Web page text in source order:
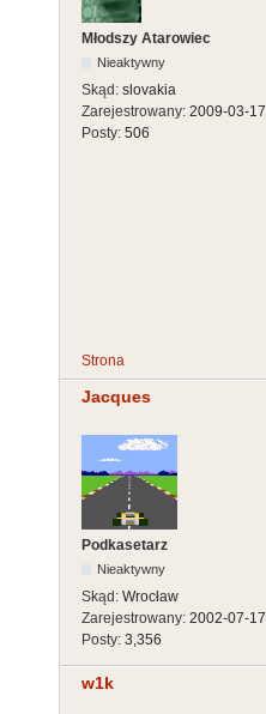
Młodszy Atarowiec
Nieaktywny
Skąd: slovakia
Zarejestrowany: 2009-03-17
Posty: 506
Strona
Jacques
Podkasetarz
Nieaktywny
Skąd: Wrocław
Zarejestrowany: 2002-07-17
Posty: 3,356
w1k